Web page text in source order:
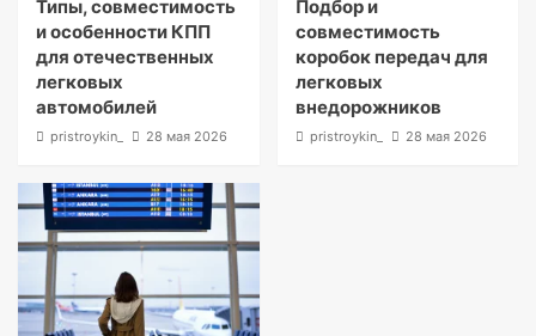
Типы, совместимость
и особенности КПП
для отечественных
легковых
автомобилей
pristroykin_ 28 мая 2026
Подбор и
совместимость
коробок передач для
легковых
внедорожников
pristroykin_ 28 мая 2026